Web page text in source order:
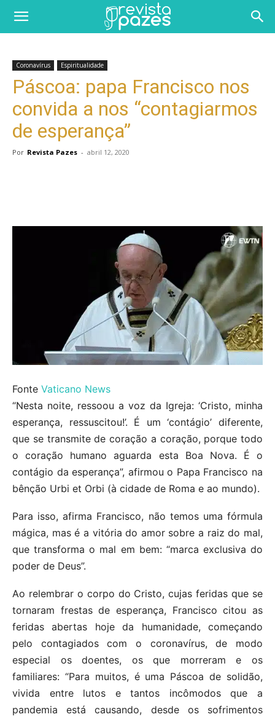
Coronavírus Espiritualidade
Páscoa: papa Francisco nos
convida a nos “contagiarmos
de esperança”
Por Revista Pazes - abril 12, 2020
Fonte Vaticano News
“Nesta noite, ressoou a voz da Igreja: ‘Cristo, minha
esperança, ressuscitou!’. É um ‘contágio’ diferente,
que se transmite de coração a coração, porque todo
o coração humano aguarda esta Boa Nova. É o
contágio da esperança”, afirmou o Papa Francisco na
bênção Urbi et Orbi (à cidade de Roma e ao mundo).
Para isso, afirma Francisco, não temos uma fórmula
mágica, mas é a vitória do amor sobre a raiz do mal,
que transforma o mal em bem: “marca exclusiva do
poder de Deus”.
Ao relembrar o corpo do Cristo, cujas feridas que se
tornaram frestas de esperança, Francisco citou as
feridas abertas hoje da humanidade, começando
pelo contagiados com o coronavírus, de modo
especial os doentes, os que morreram e os
familiares: “Para muitos, é uma Páscoa de solidão,
vivida entre lutos e tantos incômodos que a
pandemia está causando, desde os sofrimentos